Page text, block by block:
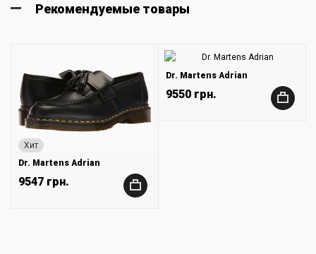
Рекомендуемые товары
Хит
Dr. Martens Adrian
9547 грн. +
Dr. Martens Adrian
9550 грн. +